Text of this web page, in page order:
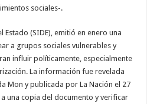
sociales-.
(SIDE), emitió en enero una
a grupos sociales vulnerables y
influir políticamente, especialmente
La información fue revelada
Mon y publicada por La Nación el 27
una copia del documento y verificar